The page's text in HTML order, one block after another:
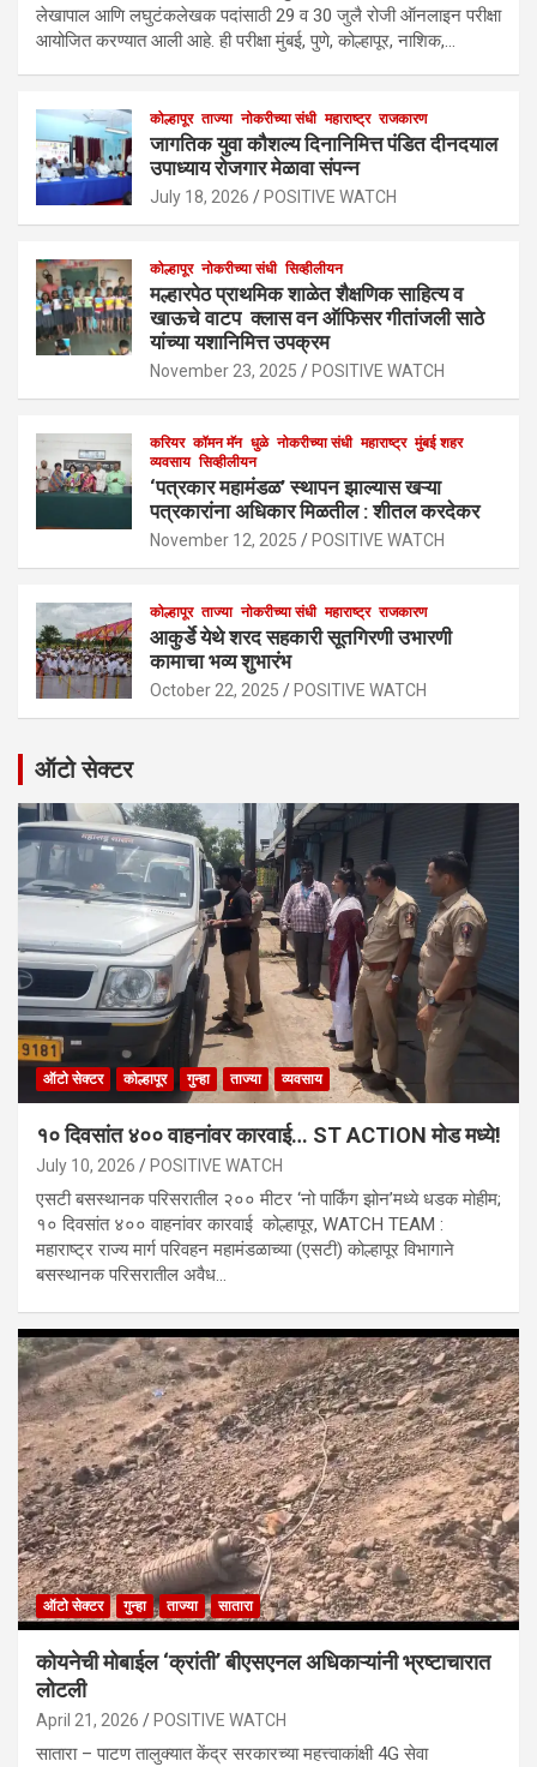
लेखापाल आणि लघुटंकलेखक पदांसाठी 29 व 30 जुलै रोजी ऑनलाइन परीक्षा
आयोजित करण्यात आली आहे. ही परीक्षा मुंबई, पुणे, कोल्हापूर, नाशिक,…
कोल्हापूर ताज्या नोकरीच्या संधी महाराष्ट्र राजकारण
जागतिक युवा कौशल्य दिनानिमित्त पंडित दीनदयाल
उपाध्याय रोजगार मेळावा संपन्न
July 18, 2026 POSITIVE WATCH
कोल्हापूर नोकरीच्या संधी सिव्हीलीयन
मल्हारपेठ प्राथमिक शाळेत शैक्षणिक साहित्य व
खाऊचे वाटप क्लास वन ऑफिसर गीतांजली साठे
यांच्या यशानिमित्त उपक्रम
November 23, 2025 POSITIVE WATCH
करियर कॉमन मॅन धुळे नोकरीच्या संधी महाराष्ट्र मुंबई शहर
व्यवसाय सिव्हीलीयन
‘पत्रकार महामंडळ’ स्थापन झाल्यास खऱ्या
पत्रकारांना अधिकार मिळतील : शीतल करदेकर
November 12, 2025 POSITIVE WATCH
कोल्हापूर ताज्या नोकरीच्या संधी महाराष्ट्र राजकारण
आकुर्डे येथे शरद सहकारी सूतगिरणी उभारणी
कामाचा भव्य शुभारंभ
October 22, 2025 POSITIVE WATCH
ऑटो सेक्टर
ऑटो सेक्टर कोल्हापूर गुन्हा ताज्या व्यवसाय
१० दिवसांत ४०० वाहनांवर कारवाई… ST ACTION मोड मध्ये!
July 10, 2026 POSITIVE WATCH
एसटी बसस्थानक परिसरातील २०० मीटर ‘नो पार्किंग झोन’मध्ये धडक मोहीम;
१० दिवसांत ४०० वाहनांवर कारवाई कोल्हापूर, WATCH TEAM :
महाराष्ट्र राज्य मार्ग परिवहन महामंडळाच्या (एसटी) कोल्हापूर विभागाने
बसस्थानक परिसरातील अवैध…
ऑटो सेक्टर गुन्हा ताज्या सातारा
कोयनेची मोबाईल ‘क्रांती’ बीएसएनल अधिकाऱ्यांनी भ्रष्टाचारात
लोटली
April 21, 2026 POSITIVE WATCH
सातारा – पाटण तालुक्यात केंद्र सरकारच्या महत्त्वाकांक्षी 4G सेवा